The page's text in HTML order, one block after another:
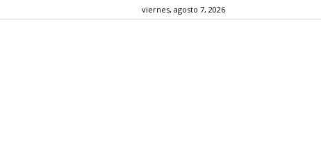
viernes, agosto 7, 2026